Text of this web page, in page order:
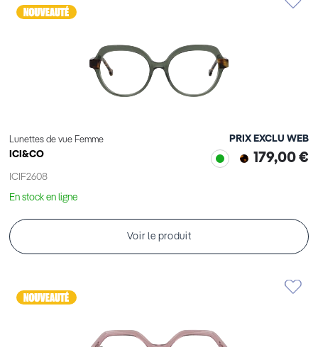
Lunettes de vue Femme
ICI&CO
ICIF2608
PRIX EXCLU WEB
179,00 €
En stock en ligne
Voir le produit